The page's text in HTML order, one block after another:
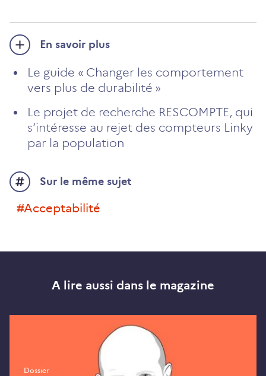
En savoir plus
Le guide « Changer les comportement
vers plus de durabilité »
Le projet de recherche RESCOMPTE, qui
s’intéresse au rejet des compteurs Linky
par la population
Sur le même sujet
#acceptabilité
A lire aussi dans le magazine
Dossier